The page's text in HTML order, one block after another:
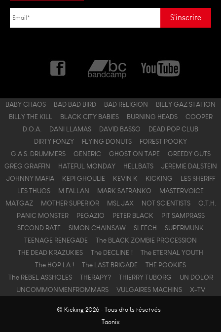
BABY CHAOS BAD BAD BIRD BAD RELIGION
BILLY GAZ STATION
BILLY THE KILL
BLACK CITY BABIES BURNING HEADS
COOPER
D.O.A.
DANI LLAMAS DAVID BASSO
DEAD POP CLUB
DIRTY FONZY
FLYING DONUTS
FOREST POOKY
G.A.S. DRUMMERS
GENERIC GHOST ON TAPE
GREEDY GUTS
GREG GRAFFIN
HATEFUL MONDAY HELLBATS
JEREMIE DALSTEIN
JOHNNY MAFIA
KEPI GHOULIE KEVIN K KICKING
LES $HERIFF
LES THUGS
M FALLAN MARK SAFRANKO
MASTERVOICE
MATGAZ
MOTHER SUPERIOR MSL JAX NOT SCIENTISTS
O.T.H.
PANIC MONSTER
PEGAZIO PETER BLACK
PIT SAMPRASS
SECOND RATE
SIMON CHAINSAW SLEECH
SUPERMUNK
TEENAGE RENEGADE
The BLACK ZOMBIE PROCESSION
THE DEAD KRAZUKIES
The DECLINE !
The ETERNAL YOUTH
The HOP LA !
The LAST BRIGADE
THE POOKIES
The REBEL ASSHOLES
THERAPY? THIERRY TUBORG
UN DOLOR
UNCOMMONMENFROMMARS
VULGAIRES MACHINS X-TV
© Kicking 2026 - Tous droits réservés
Taonix